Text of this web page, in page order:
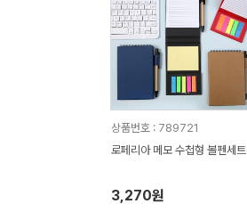
상품번호 : 789721
로페리아 메모 수첩형 볼펜세트
3,270원